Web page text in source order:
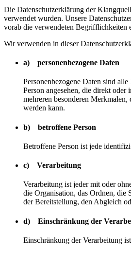
Die Datenschutzerklärung der
verwendet wurden. Unsere
vorab die verwendeten Begrifflichkeiten
Wir verwenden in dieser
a) personenbezogene Daten
Personenbezogene Daten sind
Person angesehen, die direkt
mehreren besonderen
werden kann.
b) betroffene Person
Betroffene Person ist jede
c) Verarbeitung
Verarbeitung ist jeder mit oder
die Organisation, das Ordnen, die
der Bereitstellung, den Abgleich
d) Einschränkung der
Einschränkung der Verarbeitung